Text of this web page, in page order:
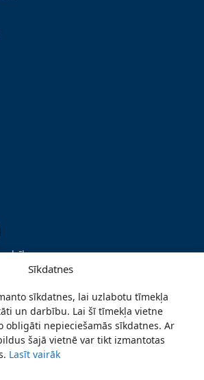
Sīkdatnes
sīkdatnes, lai uzlabotu tīmekļa
un darbību. Lai šī tīmekļa vietne
obligāti nepieciešamās sīkdatnes. Ar
šajā vietnē var tikt izmantotas
Lasīt vairāk